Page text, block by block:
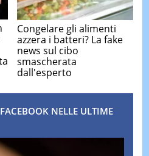
Congelare gli alimenti
azzera i batteri? La fake
news sul cibo
smascherata
dall'esperto
NELLE ULTIME